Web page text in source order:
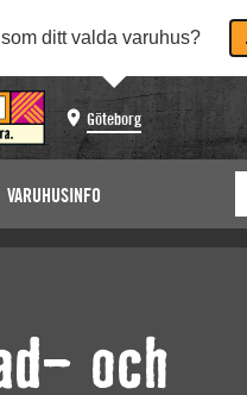
som ditt valda varuhus?
Göteborg
VARUHUSINFO